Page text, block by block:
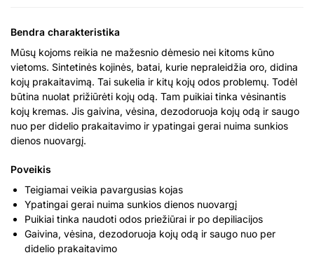
Bendra charakteristika
Mūsų kojoms reikia ne mažesnio dėmesio nei kitoms kūno
vietoms. Sintetinės kojinės, batai, kurie nepraleidžia oro, didina
kojų prakaitavimą. Tai sukelia ir kitų kojų odos problemų. Todėl
būtina nuolat prižiūrėti kojų odą. Tam puikiai tinka vėsinantis
kojų kremas. Jis gaivina, vėsina, dezodoruoja kojų odą ir saugo
nuo per didelio prakaitavimo ir ypatingai gerai nuima sunkios
dienos nuovargį.
Poveikis
Teigiamai veikia pavargusias kojas
Ypatingai gerai nuima sunkios dienos nuovargį
Puikiai tinka naudoti odos priežiūrai ir po depiliacijos
Gaivina, vėsina, dezodoruoja kojų odą ir saugo nuo per
didelio prakaitavimo